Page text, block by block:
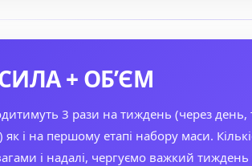
+ ОБ’ЄМ
3 рази на тиждень (через день,
як і на першому етапі набору маси.
і надалі, чергуємо важкий тиждень